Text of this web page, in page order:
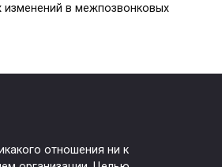
изменений в межпозвонковых
отношения ни к